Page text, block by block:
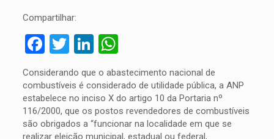
Compartilhar:
Facebook
TwitterLinkedIn
WhatsApp
Considerando que o abastecimento nacional de
combustíveis é considerado de utilidade pública, a ANP
estabelece no inciso X do artigo 10 da Portaria nº
116/2000, que os postos revendedores de combustíveis
são obrigados a “funcionar na localidade em que se
realizar eleição municipal, estadual ou federal,